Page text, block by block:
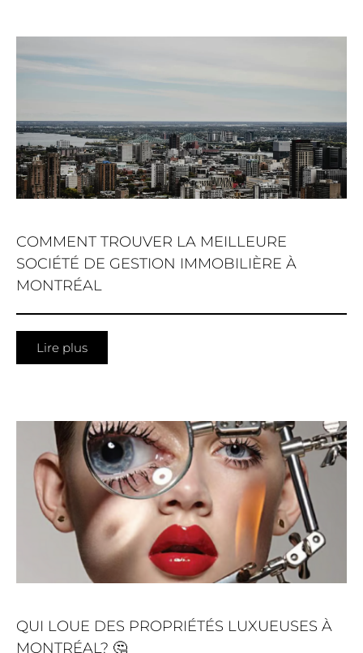
COMMENT TROUVER LA MEILLEURE
SOCIÉTÉ DE GESTION IMMOBILIÈRE À
MONTRÉAL
Lire plus
QUI LOUE DES PROPRIÉTÉS LUXUEUSES À
MONTRÉAL? 🤔